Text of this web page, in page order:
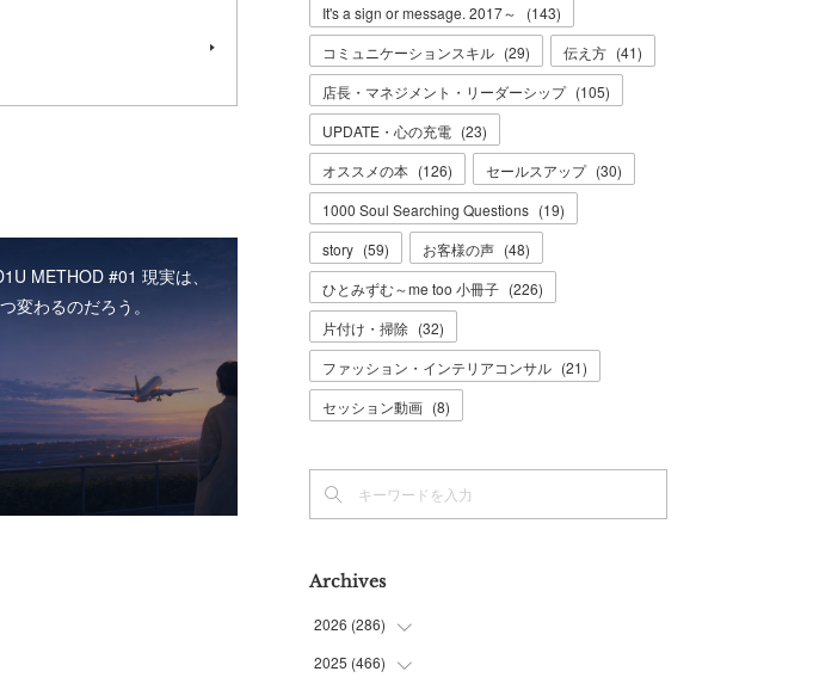
METHOD #01 現実は、
変わるのだろう。
It's a sign or message. 2017～
(143)
コミュニケーションスキル (29) 伝え方 (41)
店長・マネジメント・リーダーシップ (105)
UPDATE・心の充電 (23)
オススメの本 (126) セールスアップ (30)
1000 Soul Searching Questions (19)
story (59) お客様の声 (48)
ひとみずむ～me too 小冊子 (226)
片付け・掃除 (32)
ファッション・インテリアコンサル (21)
セッション動画 (8)
Archives
2026 (286)
(7)
2025 (466)